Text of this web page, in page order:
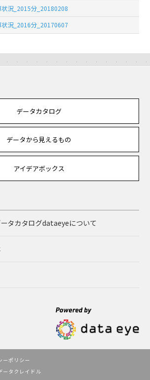
況_2015分_20180208
状況_2016分_20170607
データカタログ
データから見えるもの
アイデアボックス
タカタログdataeyeについて
ーポリシー
タクレイドル